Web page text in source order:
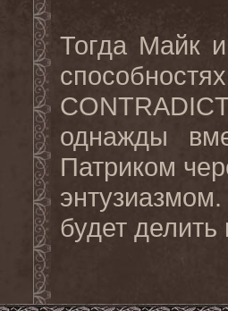
Тогда Майк и
способностях
однажды
Патриком
будет